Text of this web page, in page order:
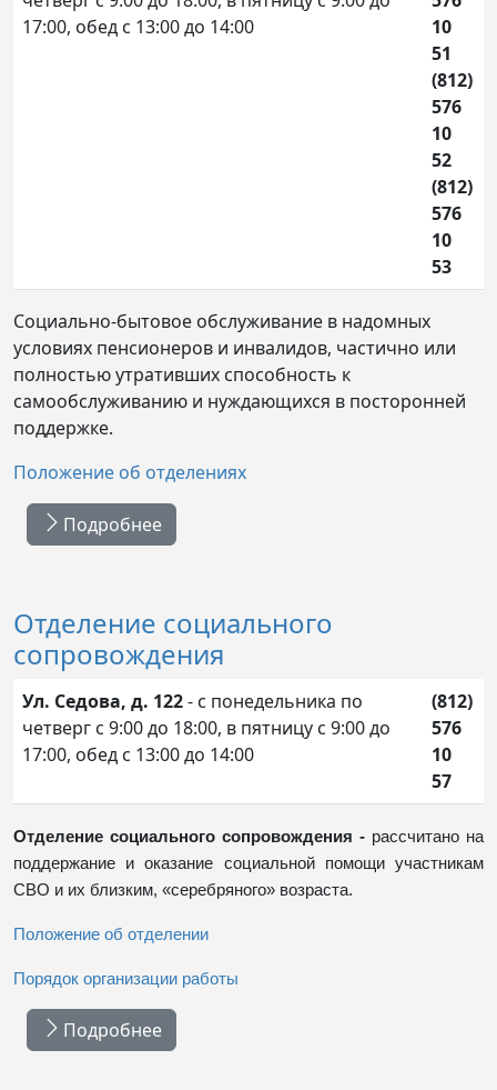
17:00, обед с 13:00 до 14:00
10
51
(812)
576
10
52
(812)
576
10
53
Социально-бытовое обслуживание в надомных
условиях пенсионеров и инвалидов, частично или
полностью утративших способность к
самообслуживанию и нуждающихся в посторонней
поддержке.
Положение об отделениях
Подробнее
Отделение социального
сопровождения
Ул. Седова, д. 122- с понедельника по
четверг с 9:00 до 18:00, в пятницу с 9:00 до
17:00, обед с 13:00 до 14:00
(812)
576
10
57
Отделение социального сопровождения - рассчитано на
поддержание и оказание социальной помощи участникам
СВО и их близким, «серебряного» возраста.
Положение об отделении
Порядок организации работы
Подробнее